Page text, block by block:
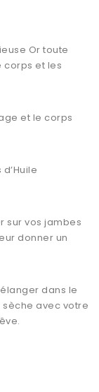
Or toute
corps et les
et le corps
sur vos jambes
donner un
dans le
sèche avec votre